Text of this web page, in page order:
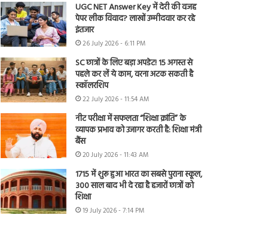
UGC NET Answer Key में देरी की वजह
पेपर लीक विवाद? लाखों उम्मीदवार कर रहे
इंतजार
26 July 2026 - 6:11 PM
SC छात्रों के लिए बड़ा अपडेट! 15 अगस्त से
पहले कर लें ये काम, वरना अटक सकती है
स्कॉलरशिप
22 July 2026 - 11:54 AM
नीट परीक्षा में सफलता “शिक्षा क्रांति” के
व्यापक प्रभाव को उजागर करती है: शिक्षा मंत्री
बैंस
20 July 2026 - 11:43 AM
1715 में शुरू हुआ भारत का सबसे पुराना स्कूल,
300 साल बाद भी दे रहा है हजारों छात्रों को
शिक्षा
19 July 2026 - 7:14 PM